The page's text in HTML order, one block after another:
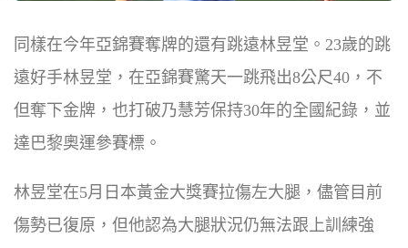
同樣在今年亞錦賽奪牌的還有跳遠林昱堂。23歲的跳
遠好手林昱堂，在亞錦賽驚天一跳飛出8公尺40，不
但奪下金牌，也打破乃慧芳保持30年的全國紀錄，並
達巴黎奧運參賽標。
林昱堂在5月日本黃金大獎賽拉傷左大腿，儘管目前
傷勢已復原，但他認為大腿狀況仍無法跟上訓練強